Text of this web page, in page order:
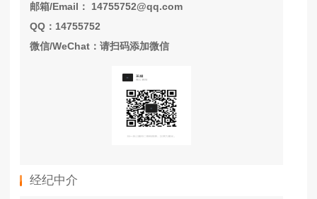
邮箱/Email： 14755752@qq.com
QQ：14755752
微信/WeChat：请扫码添加微信
经纪中介